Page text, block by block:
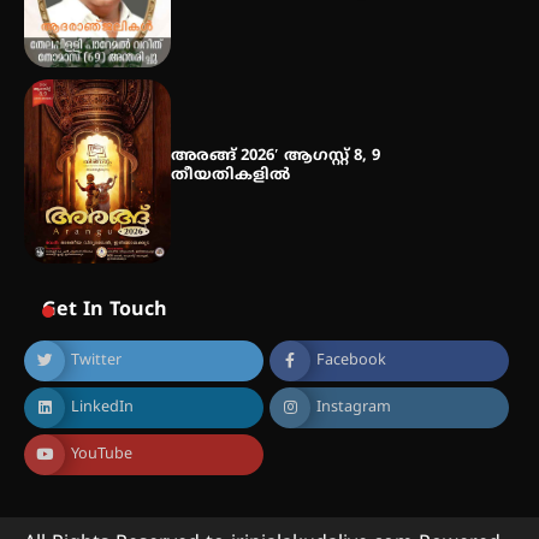
അരങ്ങ് 2026′ ആഗസ്റ്റ് 8, 9
തീയതികളിൽ
Get In Touch
Twitter Facebook
LinkedIn Instagram
YouTube